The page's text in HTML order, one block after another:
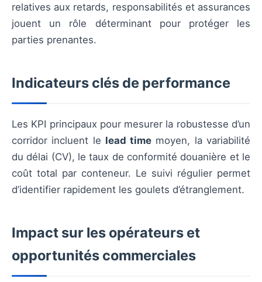
relatives aux retards, responsabilités et assurances
jouent un rôle déterminant pour protéger les
parties prenantes.
Indicateurs clés de performance
Les KPI principaux pour mesurer la robustesse d’un
corridor incluent le lead time moyen, la variabilité
du délai (CV), le taux de conformité douanière et le
coût total par conteneur. Le suivi régulier permet
d’identifier rapidement les goulets d’étranglement.
Impact sur les opérateurs et
opportunités commerciales